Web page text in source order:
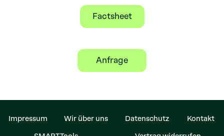
Factsheet
Anfrage
Impressum Wir über uns Datenschutz Kontakt